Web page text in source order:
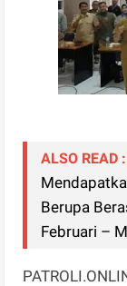
ALSO READ :
Berupa
Februari –